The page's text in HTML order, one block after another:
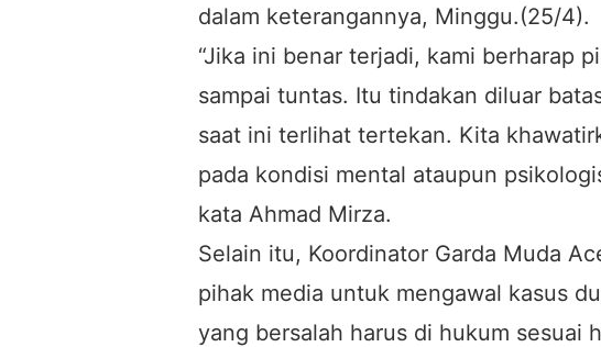
dalam keterangannya, Minggu.(25/4).
“Jika ini benar terjadi, kami berharap
sampai tuntas. Itu tindakan diluar
saat ini terlihat tertekan. Kita
pada kondisi mental ataupun
kata Ahmad Mirza.
Selain itu, Koordinator Garda Muda
pihak media untuk mengawal kasus
yang bersalah harus di hukum sesuai